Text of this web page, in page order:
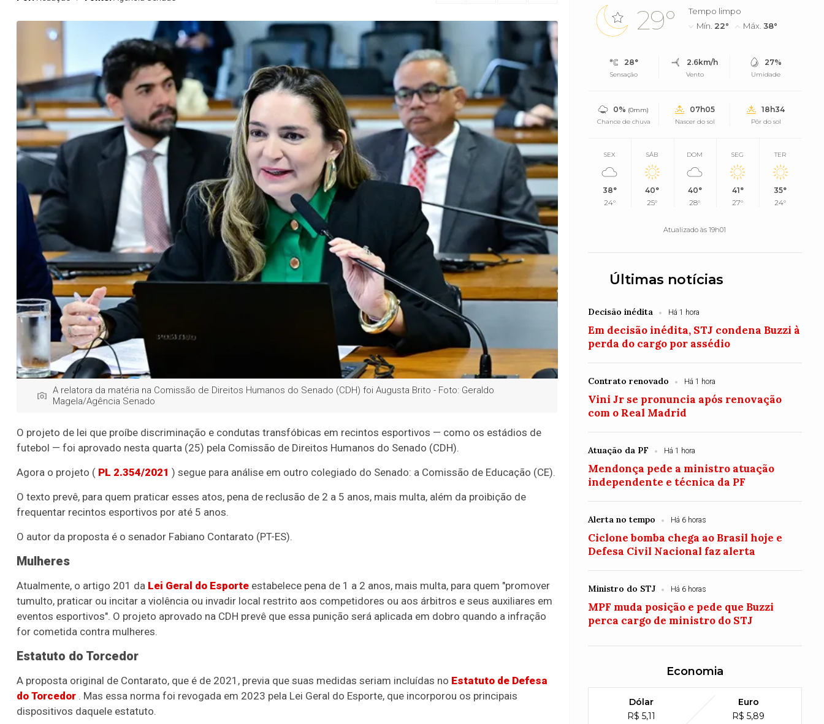
A relatora da matéria na Comissão de Direitos Humanos do Senado (CDH) foi Augusta Brito - Foto: Geraldo
Magela/Agência Senado
O projeto de lei que proíbe discriminação e condutas transfóbicas em recintos esportivos — como os estádios de
futebol — foi aprovado nesta quarta (25) pela Comissão de Direitos Humanos do Senado (CDH).
Agora o projeto ( PL 2.354/2021 ) segue para análise em outro colegiado do Senado: a Comissão de Educação (CE).
O texto prevê, para quem praticar esses atos, pena de reclusão de 2 a 5 anos, mais multa, além da proibição de
frequentar recintos esportivos por até 5 anos.
O autor da proposta é o senador Fabiano Contarato (PT-ES).
Mulheres
Atualmente, o artigo 201 da Lei Geral do Esporte estabelece pena de 1 a 2 anos, mais multa, para quem "promover
tumulto, praticar ou incitar a violência ou invadir local restrito aos competidores ou aos árbitros e seus auxiliares em
eventos esportivos". O projeto aprovado na CDH prevê que essa punição será aplicada em dobro quando a infração
for cometida contra mulheres.
Estatuto do Torcedor
A proposta original de Contarato, que é de 2021, previa que suas medidas seriam incluídas no Estatuto de Defesa
do Torcedor . Mas essa norma foi revogada em 2023 pela Lei Geral do Esporte, que incorporou os principais
dispositivos daquele estatuto.
29°
Tempo limpo
Mín. 22° Máx.38°
28°
Sensação
2.6km/h
Vento
27%
Umidade
0% (0mm)
Chance de chuva
07h05
Nascer do sol
18h34
Pôr do sol
SEX
38°
24°
SÁB
40°
25°
DOM
40°
28°
SEG
41°
27°
TER
35°
24°
Atualizado às 19h01
Últimas notícias
Decisão inédita Há 1 hora
Em decisão inédita, STJ condena Buzzi à
perda do cargo por assédio
Contrato renovado Há 1 hora
Vini Jr se pronuncia após renovação
com o Real Madrid
Atuação da PF Há 1 hora
Mendonça pede a ministro atuação
independente e técnica da PF
Alerta no tempo Há 6 horas
Ciclone bomba chega ao Brasil hoje e
Defesa Civil Nacional faz alerta
Ministro do STJ Há 6 horas
MPF muda posição e pede que Buzzi
perca cargo de ministro do STJ
Economia
Dólar
R$ 5,11
Euro
R$ 5,89